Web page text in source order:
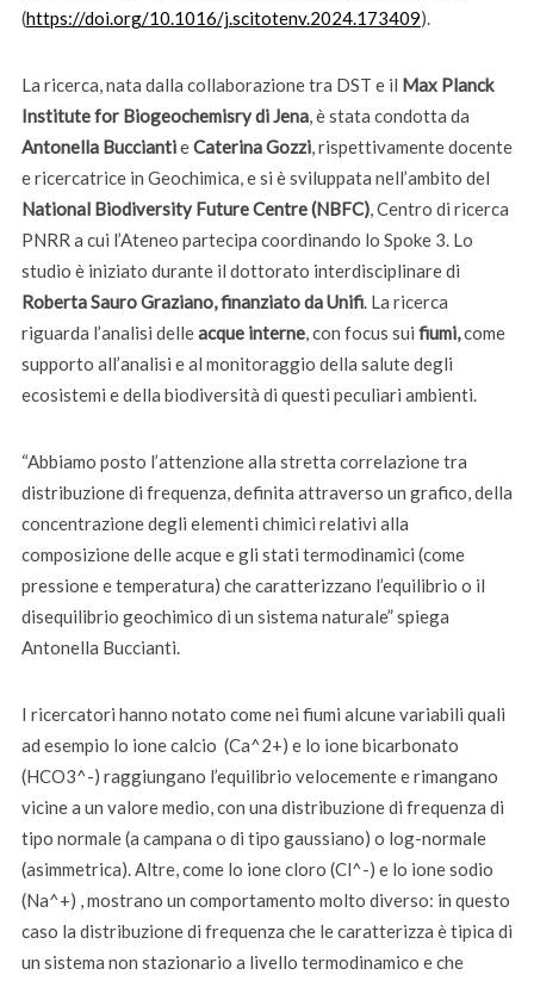
(https://doi.org/10.1016/j.scitotenv.2024.173409).
La ricerca, nata dalla collaborazione tra DST e il Max Planck
Institute for Biogeochemisry di Jena, è stata condotta da
Antonella BucciantieCaterina Gozzi, rispettivamente docente
e ricercatrice in Geochimica, e si è sviluppata nell’ambito del
National Biodiversity Future Centre (NBFC), Centro di ricerca
PNRR a cui l’Ateneo partecipa coordinando lo Spoke 3. Lo
studio è iniziato durante il dottorato interdisciplinare di
Roberta Sauro Graziano, finanziato da Unifi. La ricerca
riguarda l’analisi delleacque interne, con focus sui fiumi,come
supporto all’analisi e al monitoraggio della salute degli
ecosistemi e della biodiversità di questi peculiari ambienti.
“Abbiamo posto l’attenzione alla stretta correlazione tra
distribuzione di frequenza, definita attraverso un grafico, della
concentrazione degli elementi chimici relativi alla
composizione delle acque e gli stati termodinamici (come
pressione e temperatura) che caratterizzano l’equilibrio o il
disequilibrio geochimico di un sistema naturale” spiega
Antonella Buccianti.
I ricercatori hanno notato come nei fiumi alcune variabili quali
ad esempio lo ione calcio (Ca^2+) e lo ione bicarbonato
(HCO3^-) raggiungano l’equilibrio velocemente e rimangano
vicine a un valore medio, con una distribuzione di frequenza di
tipo normale (a campana o di tipo gaussiano) o log-normale
(asimmetrica). Altre, come lo ione cloro (Cl^-) e lo ione sodio
(Na^+) , mostrano un comportamento molto diverso: in questo
caso la distribuzione di frequenza che le caratterizza è tipica di
un sistema non stazionario a livello termodinamico e che